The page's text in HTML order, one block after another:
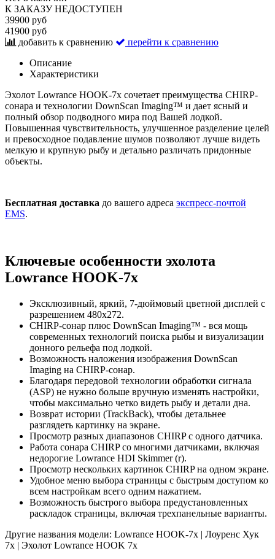
К ЗАКАЗУ НЕДОСТУПЕН
39900 руб
41900 руб
добавить к сравнению
перейти к сравнению
Описание
Характеристики
Эхолот Lowrance HOOK-7х сочетает преимущества CHIRP-
сонара и технологии DownScan Imaging™ и дает ясный и
полный обзор подводного мира под Вашей лодкой.
Повышенная чувствительность, улучшенное разделение целей
и превосходное подавление шумов позволяют лучше видеть
мелкую и крупную рыбу и детально различать придонные
объекты.
Бесплатная доставка до вашего адреса экспресс-почтой
EMS.
Ключевые особенности эхолота
Lowrance HOOK-7x
Эксклюзивный, яркий, 7-дюймовый цветной дисплей с
разрешением 480х272.
CHIRP-сонар плюс DownScan Imaging™ - вся мощь
современных технологий поиска рыбы и визуализации
донного рельефа под лодкой.
Возможность наложения изображения DownScan
Imaging на CHIRP-сонар.
Благодаря передовой технологии обработки сигнала
(ASP) не нужно больше вручную изменять настройки,
чтобы максимально четко видеть рыбу и детали дна.
Возврат истории (TrackBack), чтобы детальнее
разглядеть картинку на экране.
Просмотр разных диапазонов CHIRP с одного датчика.
Работа сонара CHIRP со многими датчиками, включая
недорогие Lowrance HDI Skimmer (r).
Просмотр нескольких картинок CHIRP на одном экране.
Удобное меню выбора страницы с быстрым доступом ко
всем настройкам всего одним нажатием.
Возможность быстрого выбора предустановленных
раскладок страницы, включая трехпанельные варианты.
Другие названия модели: Lowrance HOOK-7x | Лоуренс Хук
7х | Эхолот Lowrance HOOK 7x